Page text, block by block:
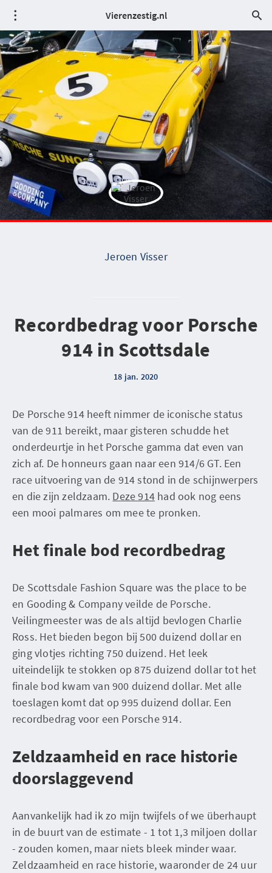
Vierenzestig.nl
Jeroen Visser
Recordbedrag voor Porsche
914 in Scottsdale
18 jan. 2020
De Porsche 914 heeft nimmer de iconische status
van de 911 bereikt, maar gisteren schudde het
onderdeurtje in het Porsche gamma dat even van
zich af. De honneurs gaan naar een 914/6 GT. Een
race uitvoering van de 914 stond in de schijnwerpers
en die zijn zeldzaam. Deze 914 had ook nog eens
een mooi palmares om mee te pronken.
Het finale bod recordbedrag
De Scottsdale Fashion Square was the place to be
en Gooding & Company veilde de Porsche.
Veilingmeester was de als altijd bevlogen Charlie
Ross. Het bieden begon bij 500 duizend dollar en
ging vlotjes richting 750 duizend. Het leek
uiteindelijk te stokken op 875 duizend dollar tot het
finale bod kwam van 900 duizend dollar. Met alle
toeslagen komt dat op 995 duizend dollar. Een
recordbedrag voor een Porsche 914.
Zeldzaamheid en race historie
doorslaggevend
Aanvankelijk had ik zo mijn twijfels of we überhaupt
in de buurt van de estimate - 1 tot 1,3 miljoen dollar
- zouden komen, maar niets bleek minder waar.
Zeldzaamheid en race historie, waaronder de 24 uur